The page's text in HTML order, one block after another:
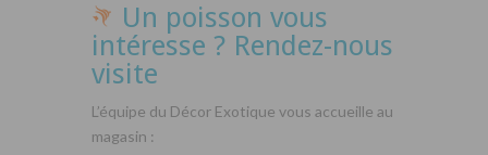
Un poisson vous
intéresse ? Rendez-nous
visite
L’équipe du Décor Exotique vous accueille au
magasin :